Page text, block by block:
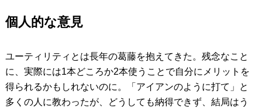
個人的な意見
ユーティリティとは長年の葛藤を抱えてきた。残念なこと
に、実際には1本どころか2本使うことで自分にメリットを
得られるかもしれないのに。「アイアンのように打て」と
多くの人に教わったが、どうしても納得できず、結局はう